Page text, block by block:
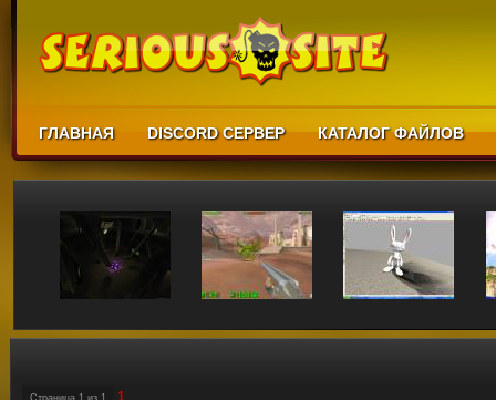
ГЛАВНАЯ DISCORD СЕРВЕР КАТАЛОГ ФАЙЛОВ
Страница 1 из 1 1